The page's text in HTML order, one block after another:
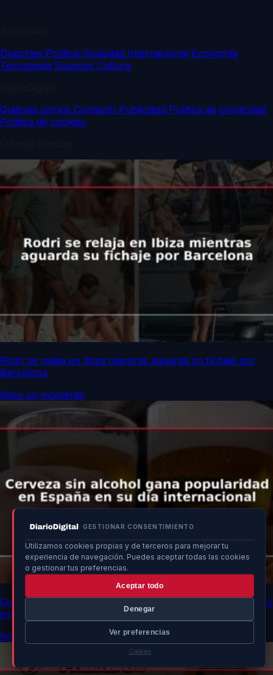
GESTIONAR CONSENTIMIENTO
Utilizamos cookies propias y de terceros para mejorar tu
experiencia de navegación. Puedes aceptar todas las cookies
o gestionar tus preferencias.
Aceptar todo
Denegar
Ver preferencias
Cookies
Deportes Política Sociedad Internacional Economía
Tecnología Sucesos Cultura
Quiénes somos Contacto Publicidad Política de privacidad
Política de cookies
Rodri se relaja en Ibiza mientras aguarda su fichaje por
Barcelona
hace un momento
Cerveza sin alcohol gana popularidad en España en su día
internacional
hace un momento